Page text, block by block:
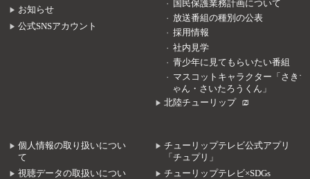
お知らせ
公式SNSアカウント
国民保護業務計画について
放送番組の種別の公表
採用情報
社内見学
青少年に見てもらいたい番組
マスコットキャラクター「さきち
ゃん・さいたろうくん」
北陸チューリップ
個人情報の取り扱いについ
て
視聴データの取扱いについ
チューリップテレビ公式アプリ
「チュプリ」
チューリップテレビ×SDGs